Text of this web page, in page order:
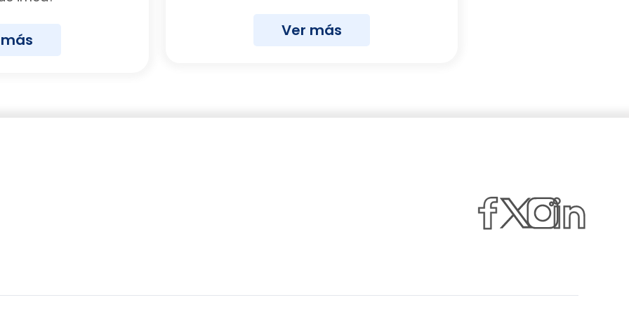
Ver más
Facebook
TwitterInstagram
Linkedin